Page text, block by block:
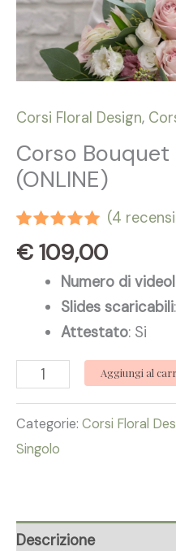
Corsi Floral Design,
Corso Bouquet
(ONLINE)
Valutato
5.00su 5
4
recensioni
(4
€ 109,00
Numero di
Slides scaricabili
Attestato: Si
Aggiungi al
Categorie: Corsi Floral
Singolo
Descrizione